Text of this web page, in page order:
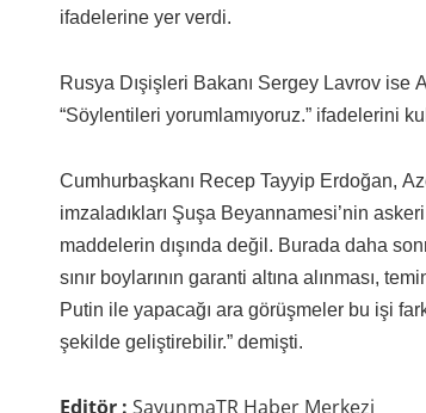
ifadelerine yer verdi.
Rusya Dışişleri Bakanı Sergey Lavrov
“Söylentileri yorumlamıyoruz.” ifadelerini
Cumhurbaşkanı Recep Tayyip Erdoğan,
imzaladıkları Şuşa Beyannamesi’nin askeri
maddelerin dışında değil. Burada daha
sınır boylarının garanti altına alınması,
Putin ile yapacağı ara görüşmeler bu işi
şekilde geliştirebilir.” demişti.
Editör : SavunmaTR Haber Merkezi